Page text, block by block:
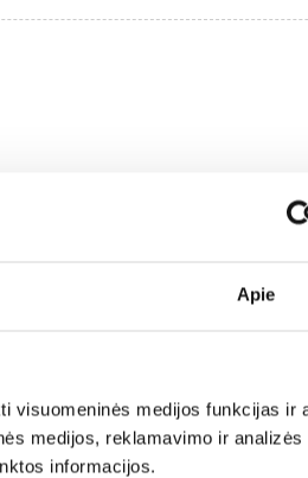
Apie
visuomeninės medijos funkcijas ir
medijos, reklamavimo ir analizės
informacijos.
taip pat